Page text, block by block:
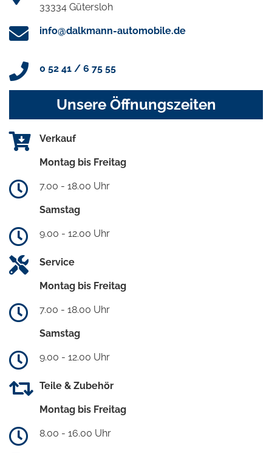
33334 Gütersloh
info@dalkmann-automobile.de
0 52 41 / 6 75 55
Unsere Öffnungszeiten
Verkauf
Montag bis Freitag
7.00 - 18.00 Uhr
Samstag
9.00 - 12.00 Uhr
Service
Montag bis Freitag
7.00 - 18.00 Uhr
Samstag
9.00 - 12.00 Uhr
Teile & Zubehör
Montag bis Freitag
8.00 - 16.00 Uhr